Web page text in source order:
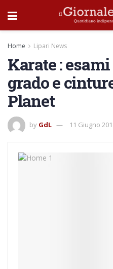
Home Lipari News
Karate :
grado e
Planet
by GdL 11 Giugno